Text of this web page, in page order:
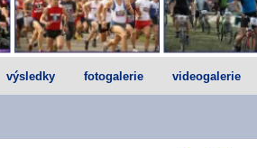
výsledky fotogalerie videogalerie